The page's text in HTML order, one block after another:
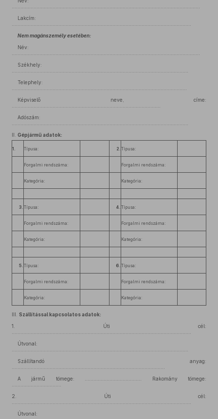
Lakcím:
Nem magánszemély esetében:
Név:
Székhely:
Telephely:
Képviselő neve, címe:
Adószám:
II. Gépjármű adatok:
1. Típusa: 2. Típusa:
Forgalmi rendszáma: Forgalmi rendszáma:
Kategória: Kategória:
3. Típusa: 4. Típusa:
Forgalmi rendszáma: Forgalmi rendszáma:
Kategória: Kategória:
5. Típusa: 6. Típusa:
Forgalmi rendszáma: Forgalmi rendszáma:
Kategória: Kategória:
III. Szállítással kapcsolatos adatok:
1.
Úti cél:
Útvonal:
Szállítandó anyag:
A jármű tömege: ....................................... Rakomány tömege:
2.
Úti cél:
Útvonal: